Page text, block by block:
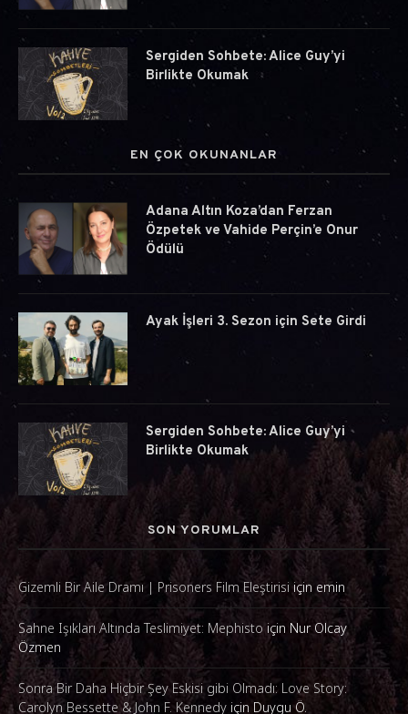
Sergiden Sohbete: Alice Guy’yi
Birlikte Okumak
EN ÇOK OKUNANLAR
Adana Altın Koza’dan Ferzan
Özpetek ve Vahide Perçin’e Onur
Ödülü
Ayak İşleri 3. Sezon için Sete Girdi
Sergiden Sohbete: Alice Guy’yi
Birlikte Okumak
SON YORUMLAR
Gizemli Bir Aile Dramı | Prisoners Film Eleştirisi için emin
Sahne Işıkları Altında Teslimiyet: Mephisto için Nur Olcay
Özmen
Sonra Bir Daha Hiçbir Şey Eskisi gibi Olmadı: Love Story:
Carolyn Bessette & John F. Kennedy için Duygu Ö.